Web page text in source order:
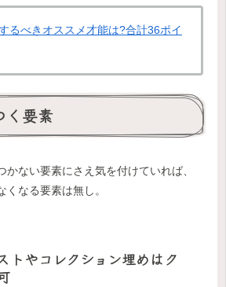
るべきオススメ才能は?合計36ポイ
く要素
かない要素にさえ気を付けていれば、
なる要素は無し。
トやコレクション埋めはク